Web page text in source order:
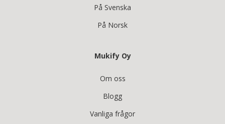
På Svenska
På Norsk
Mukify Oy
Om oss
Blogg
Vanliga frågor